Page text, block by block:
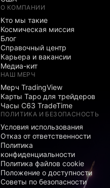
О КОМПАНИИ
Кто мы такие
Космическая миссия
Блог
Справочный центр
Карьера и вакансии
Медиа-кит
НАШ МЕРЧ
Мерч TradingView
Карты Таро для трейдеров
Часы C63 TradeTime
ПОЛИТИКА И БЕЗОПАСНОСТЬ
Условия использования
Отказ от ответственности
Политика
конфиденциальности
Политика файлов cookie
Положение о доступности
Советы по безопасности